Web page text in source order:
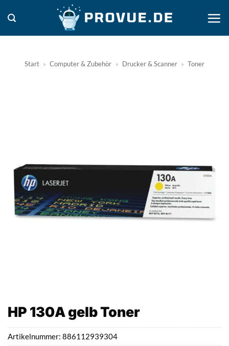
Inhalt
springen
Start » Computer & Zubehör » Drucker & Scanner » Toner
HP 130A gelb Toner
Artikelnummer: 886112939304